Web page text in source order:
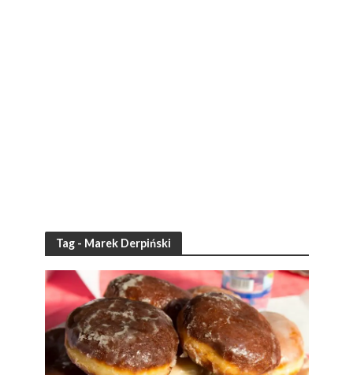
Tag - Marek Derpiński